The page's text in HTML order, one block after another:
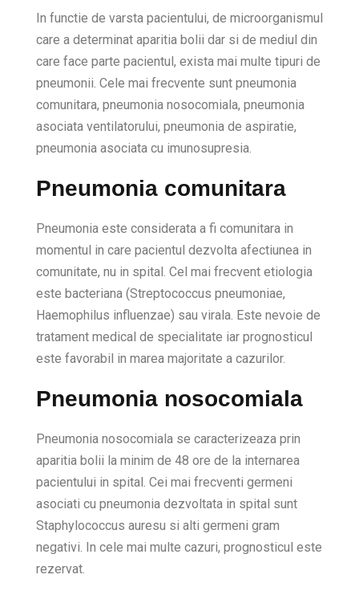
In functie de varsta pacientului, de microorganismul
care a determinat aparitia bolii dar si de mediul din
care face parte pacientul, exista mai multe tipuri de
pneumonii. Cele mai frecvente sunt pneumonia
comunitara, pneumonia nosocomiala, pneumonia
asociata ventilatorului, pneumonia de aspiratie,
pneumonia asociata cu imunosupresia.
Pneumonia comunitara
Pneumonia este considerata a fi comunitara in
momentul in care pacientul dezvolta afectiunea in
comunitate, nu in spital. Cel mai frecvent etiologia
este bacteriana (Streptococcus pneumoniae,
Haemophilus influenzae) sau virala. Este nevoie de
tratament medical de specialitate iar prognosticul
este favorabil in marea majoritate a cazurilor.
Pneumonia nosocomiala
Pneumonia nosocomiala se caracterizeaza prin
aparitia bolii la minim de 48 ore de la internarea
pacientului in spital. Cei mai frecventi germeni
asociati cu pneumonia dezvoltata in spital sunt
Staphylococcus auresu si alti germeni gram
negativi. In cele mai multe cazuri, prognosticul este
rezervat.